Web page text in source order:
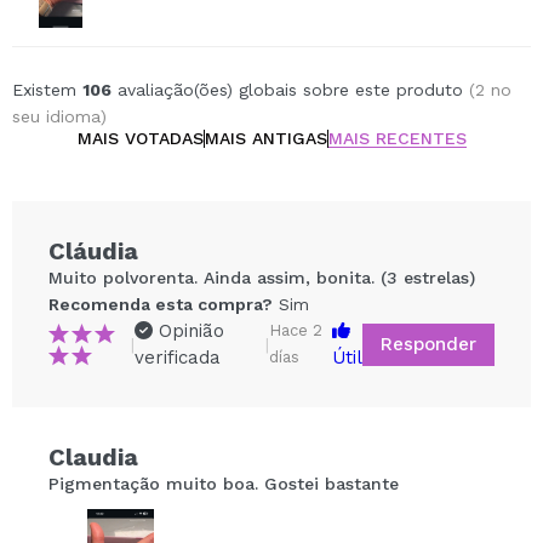
Existem 106 avaliação(ões) globais sobre este produto (2 no
seu idioma)
MAIS VOTADASMAIS ANTIGASMAIS RECENTES
Compartilhar um vídeo ou uma foto
Seu vídeo pode ser o primeiro. Imagine isso...
Cláudia
Muito polvorenta. Ainda assim, bonita. (3 estrelas)
Recomenda esta compra? Sim
|
Opinião
verificada
|
Hace 2
días
Útil
Responder
Claudia
Pigmentação muito boa. Gostei bastante